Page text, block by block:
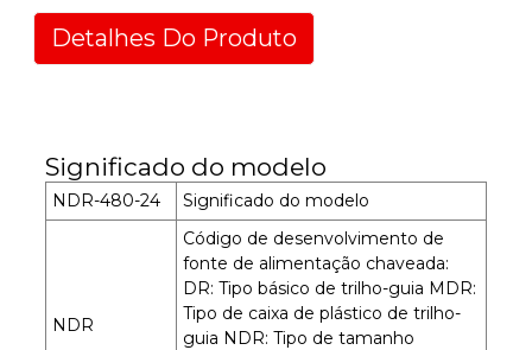
Detalhes Do Produto
Significado do modelo
NDR-480-24 Significado do modelo
NDR
Código de desenvolvimento de
fonte de alimentação chaveada:
DR: Tipo básico de trilho-guia MDR:
Tipo de caixa de plástico de trilho-
guia NDR: Tipo de tamanho